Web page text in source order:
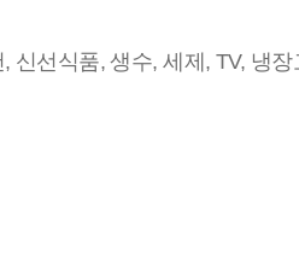
신선식품, 생수, 세제, TV, 냉장